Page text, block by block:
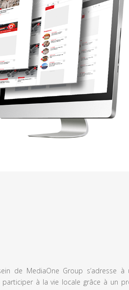
de MediaOne Group s’adresse à
participer à la vie locale grâce à un